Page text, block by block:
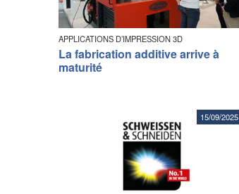
APPLICATIONS D’IMPRESSION 3D
La fabrication additive arrive à
maturité
15/09/2025